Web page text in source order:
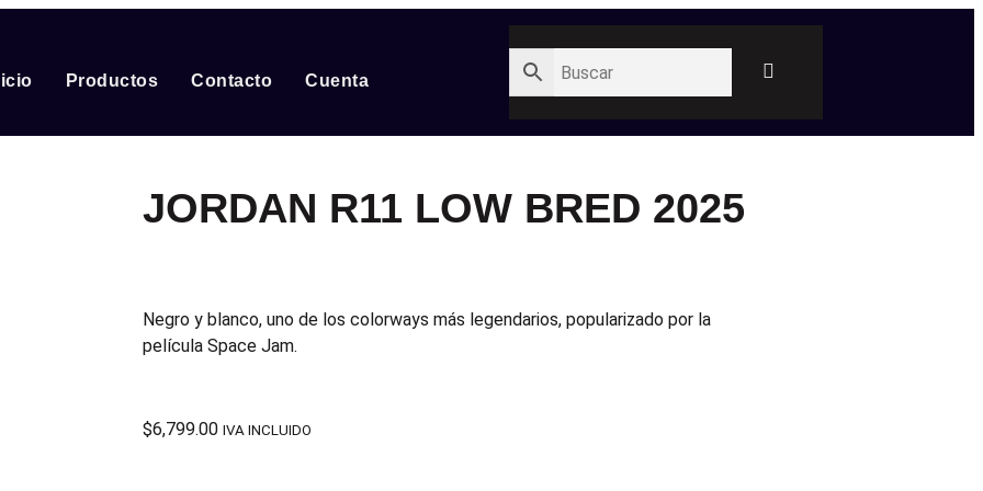
Productos Contacto Cuenta
JORDAN R11 LOW BRED 2025
Negro y blanco, uno de los colorways más legendarios, popularizado por la
película Space Jam.
$6,799.00 IVA INCLUIDO